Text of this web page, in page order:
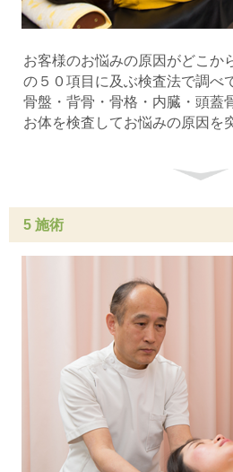
お客様のお悩みの原因がどこか
の５０項目に及ぶ検査法で調べ
骨盤・背骨・骨格・内臓・頭蓋
お体を検査してお悩みの原因を
5 施術